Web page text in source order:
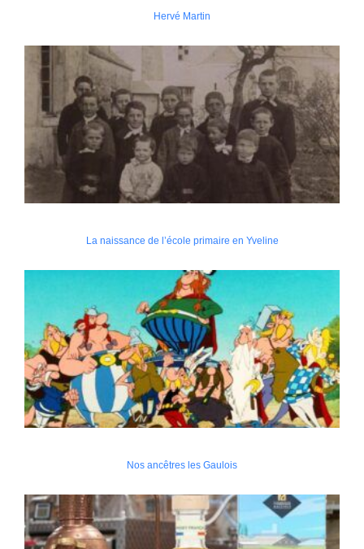
Hervé Martin
La naissance de l’école primaire en Yveline
Nos ancêtres les Gaulois